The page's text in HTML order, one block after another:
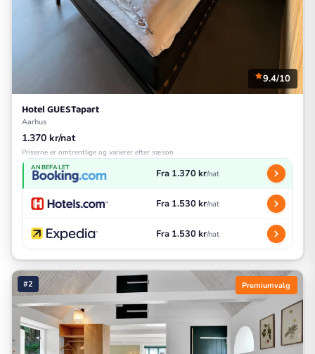
9.4/10
Hotel GUESTapart
Aarhus
1.370 kr/nat
Priserne er omtrentlige og varierer efter sæson
ANBEFALET Fra 1.370 kr/nat
Fra 1.530 kr/nat
Fra 1.530 kr/nat
#2 Premiumvalg